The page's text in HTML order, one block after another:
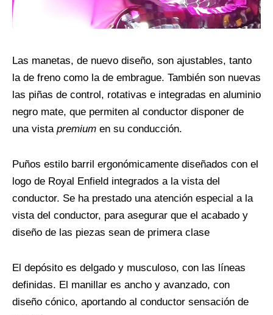
Las manetas, de nuevo diseño, son ajustables, tanto
la de freno como la de embrague. También son nuevas
las piñas de control, rotativas e integradas en aluminio
negro mate, que permiten al conductor disponer de
una vista premium en su conducción.
Puños estilo barril ergonómicamente diseñados con el
logo de Royal Enfield integrados a la vista del
conductor. Se ha prestado una atención especial a la
vista del conductor, para asegurar que el acabado y
diseño de las piezas sean de primera clase
El depósito es delgado y musculoso, con las líneas
definidas. El manillar es ancho y avanzado, con
diseño cónico, aportando al conductor sensación de